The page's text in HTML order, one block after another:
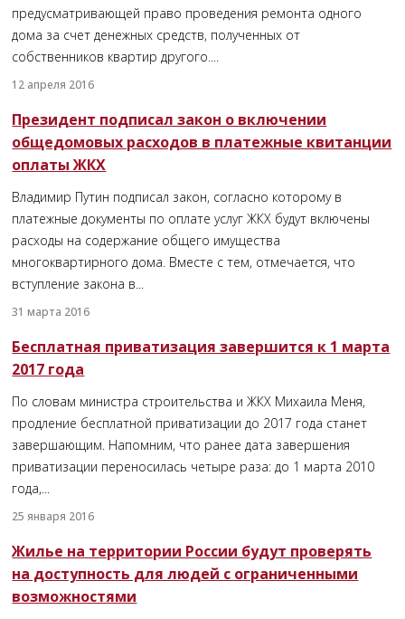
предусматривающей право проведения ремонта одного
дома за счет денежных средств, полученных от
собственников квартир другого....
12 апреля 2016
Президент подписал закон о включении
общедомовых расходов в платежные квитанции
оплаты ЖКХ
Владимир Путин подписал закон, согласно которому в
платежные документы по оплате услуг ЖКХ будут включены
расходы на содержание общего имущества
многоквартирного дома. Вместе с тем, отмечается, что
вступление закона в...
31 марта 2016
Бесплатная приватизация завершится к 1 марта
2017 года
По словам министра строительства и ЖКХ Михаила Меня,
продление бесплатной приватизации до 2017 года станет
завершающим. Напомним, что ранее дата завершения
приватизации переносилась четыре раза: до 1 марта 2010
года,...
25 января 2016
Жилье на территории России будут проверять
на доступность для людей с ограниченными
возможностями